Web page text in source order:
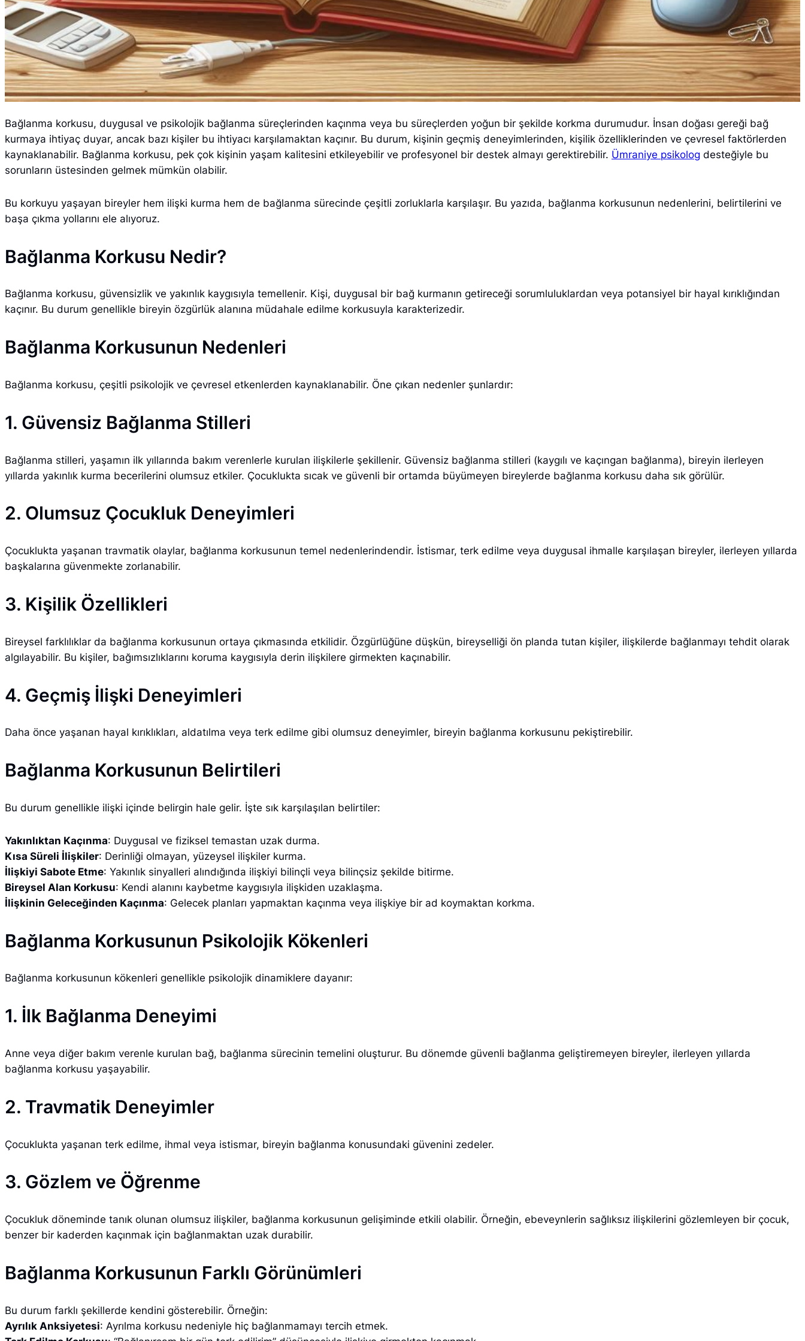
Bağlanma korkusu, duygusal ve psikolojik bağlanma süreçlerinden kaçınma veya bu süreçlerden yoğun bir şekilde korkma durumudur. İnsan doğası gereği bağ
kurmaya ihtiyaç duyar, ancak bazı kişiler bu ihtiyacı karşılamaktan kaçınır. Bu durum, kişinin geçmiş deneyimlerinden, kişilik özelliklerinden ve çevresel faktörlerden
kaynaklanabilir. Bağlanma korkusu, pek çok kişinin yaşam kalitesini etkileyebilir ve profesyonel bir destek almayı gerektirebilir. Ümraniye psikolog desteğiyle bu
sorunların üstesinden gelmek mümkün olabilir.
Bu korkuyu yaşayan bireyler hem ilişki kurma hem de bağlanma sürecinde çeşitli zorluklarla karşılaşır. Bu yazıda, bağlanma korkusunun nedenlerini, belirtilerini ve
başa çıkma yollarını ele alıyoruz.
Bağlanma Korkusu Nedir?
Bağlanma korkusu, güvensizlik ve yakınlık kaygısıyla temellenir. Kişi, duygusal bir bağ kurmanın getireceği sorumluluklardan veya potansiyel bir hayal kırıklığından
kaçınır. Bu durum genellikle bireyin özgürlük alanına müdahale edilme korkusuyla karakterizedir.
Bağlanma Korkusunun Nedenleri
Bağlanma korkusu, çeşitli psikolojik ve çevresel etkenlerden kaynaklanabilir. Öne çıkan nedenler şunlardır:
1. Güvensiz Bağlanma Stilleri
Bağlanma stilleri, yaşamın ilk yıllarında bakım verenlerle kurulan ilişkilerle şekillenir. Güvensiz bağlanma stilleri (kaygılı ve kaçıngan bağlanma), bireyin ilerleyen
yıllarda yakınlık kurma becerilerini olumsuz etkiler. Çocuklukta sıcak ve güvenli bir ortamda büyümeyen bireylerde bağlanma korkusu daha sık görülür.
2. Olumsuz Çocukluk Deneyimleri
Çocuklukta yaşanan travmatik olaylar, bağlanma korkusunun temel nedenlerindendir. İstismar, terk edilme veya duygusal ihmalle karşılaşan bireyler, ilerleyen yıllarda
başkalarına güvenmekte zorlanabilir.
3. Kişilik Özellikleri
Bireysel farklılıklar da bağlanma korkusunun ortaya çıkmasında etkilidir. Özgürlüğüne düşkün, bireyselliği ön planda tutan kişiler, ilişkilerde bağlanmayı tehdit olarak
algılayabilir. Bu kişiler, bağımsızlıklarını koruma kaygısıyla derin ilişkilere girmekten kaçınabilir.
4. Geçmiş İlişki Deneyimleri
Daha önce yaşanan hayal kırıklıkları, aldatılma veya terk edilme gibi olumsuz deneyimler, bireyin bağlanma korkusunu pekiştirebilir.
Bağlanma Korkusunun Belirtileri
Bu durum genellikle ilişki içinde belirgin hale gelir. İşte sık karşılaşılan belirtiler:
Yakınlıktan Kaçınma: Duygusal ve fiziksel temastan uzak durma.
Kısa Süreli İlişkiler: Derinliği olmayan, yüzeysel ilişkiler kurma.
İlişkiyi Sabote Etme: Yakınlık sinyalleri alındığında ilişkiyi bilinçli veya bilinçsiz şekilde bitirme.
Bireysel Alan Korkusu: Kendi alanını kaybetme kaygısıyla ilişkiden uzaklaşma.
İlişkinin Geleceğinden Kaçınma: Gelecek planları yapmaktan kaçınma veya ilişkiye bir ad koymaktan korkma.
Bağlanma Korkusunun Psikolojik Kökenleri
Bağlanma korkusunun kökenleri genellikle psikolojik dinamiklere dayanır:
1. İlk Bağlanma Deneyimi
Anne veya diğer bakım verenle kurulan bağ, bağlanma sürecinin temelini oluşturur. Bu dönemde güvenli bağlanma geliştiremeyen bireyler, ilerleyen yıllarda
bağlanma korkusu yaşayabilir.
2. Travmatik Deneyimler
Çocuklukta yaşanan terk edilme, ihmal veya istismar, bireyin bağlanma konusundaki güvenini zedeler.
3. Gözlem ve Öğrenme
Çocukluk döneminde tanık olunan olumsuz ilişkiler, bağlanma korkusunun gelişiminde etkili olabilir. Örneğin, ebeveynlerin sağlıksız ilişkilerini gözlemleyen bir çocuk,
benzer bir kaderden kaçınmak için bağlanmaktan uzak durabilir.
Bağlanma Korkusunun Farklı Görünümleri
Bu durum farklı şekillerde kendini gösterebilir. Örneğin:
Ayrılık Anksiyetesi: Ayrılma korkusu nedeniyle hiç bağlanmamayı tercih etmek.